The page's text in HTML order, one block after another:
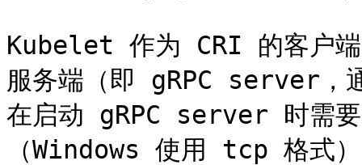
Kubelet 作为 CRI 的客户端
服务端（即 gRPC server，
在启动 gRPC server 时需
（Windows 使用 tcp 格式